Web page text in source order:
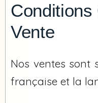
Conditions
Vente
Nos ventes sont
française et la